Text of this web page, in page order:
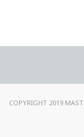
COPYRIGHT 2019